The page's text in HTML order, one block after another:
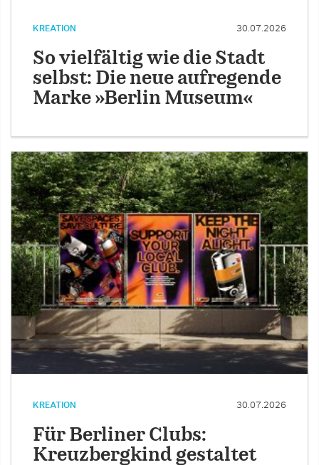
KREATION 30.07.2026
So vielfältig wie die Stadt
selbst: Die neue aufregende
Marke »Berlin Museum«
KREATION 30.07.2026
Für Berliner Clubs:
Kreuzbergkind gestaltet